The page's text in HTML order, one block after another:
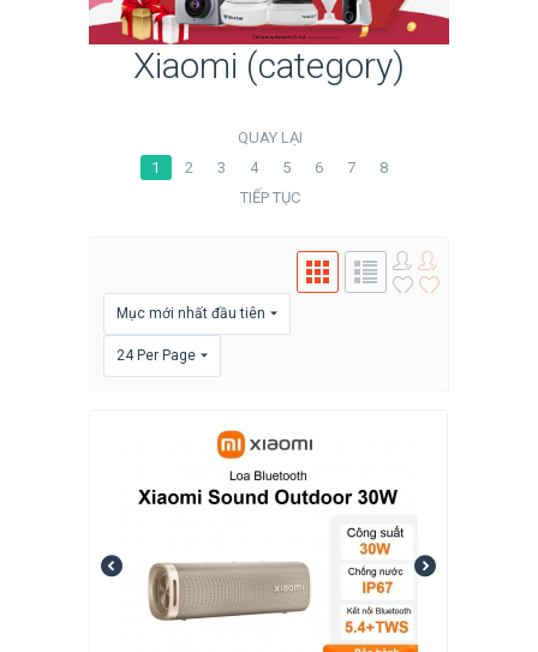
Xiaomi (category)
QUAY LẠI
1
2 3 4 5 6 7
8
TIẾP TỤC
Mục mới nhất đầu tiên
24 Per Page